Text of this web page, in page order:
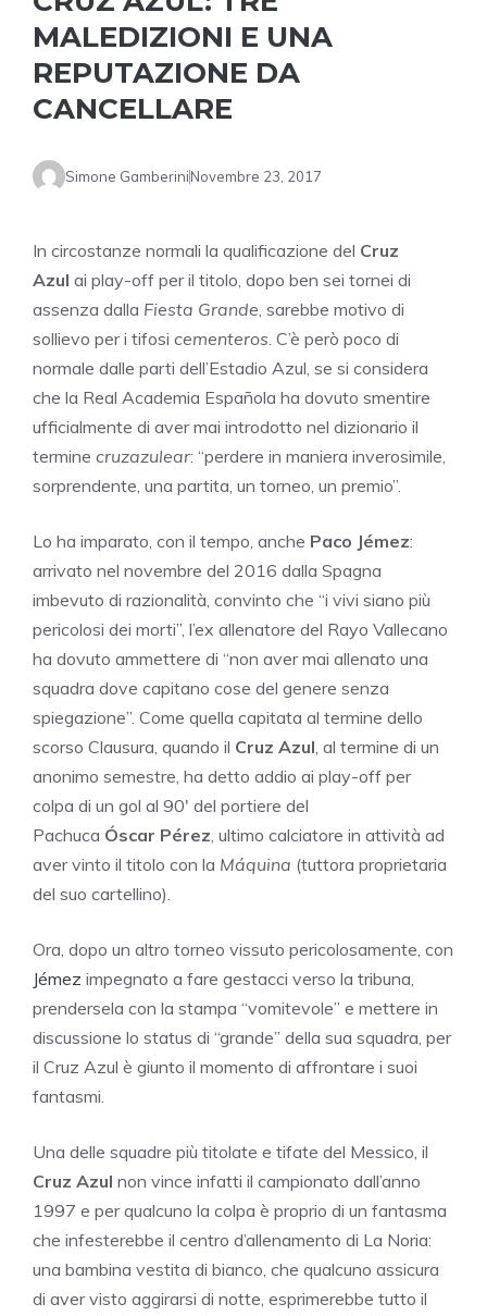
MALEDIZIONI E UNA
REPUTAZIONE DA
CANCELLARE
Simone GamberiniNovembre 23, 2017
In circostanze normali la qualificazione del Cruz
Azul ai play-off per il titolo, dopo ben sei tornei di
assenza dalla Fiesta Grande, sarebbe motivo di
sollievo per i tifosi cementeros. C’è però poco di
normale dalle parti dell’Estadio Azul, se si considera
che la Real Academia Española ha dovuto smentire
ufficialmente di aver mai introdotto nel dizionario il
termine cruzazulear: “perdere in maniera inverosimile,
sorprendente, una partita, un torneo, un premio”.
Lo ha imparato, con il tempo, anche Paco Jémez:
arrivato nel novembre del 2016 dalla Spagna
imbevuto di razionalità, convinto che “i vivi siano più
pericolosi dei morti”, l’ex allenatore del Rayo Vallecano
ha dovuto ammettere di “non aver mai allenato una
squadra dove capitano cose del genere senza
spiegazione”. Come quella capitata al termine dello
scorso Clausura, quando il Cruz Azul, al termine di un
anonimo semestre, ha detto addio ai play-off per
colpa di un gol al 90′ del portiere del
Pachuca Óscar Pérez, ultimo calciatore in attività ad
aver vinto il titolo con la Máquina (tuttora proprietaria
del suo cartellino).
Ora, dopo un altro torneo vissuto pericolosamente, con
Jémez impegnato a fare gestacci verso la tribuna,
prendersela con la stampa “vomitevole” e mettere in
discussione lo status di “grande” della sua squadra, per
il Cruz Azul è giunto il momento di affrontare i suoi
fantasmi.
Una delle squadre più titolate e tifate del Messico, il
Cruz Azul non vince infatti il campionato dall’anno
1997 e per qualcuno la colpa è proprio di un fantasma
che infesterebbe il centro d’allenamento di La Noria:
una bambina vestita di bianco, che qualcuno assicura
di aver visto aggirarsi di notte, esprimerebbe tutto il